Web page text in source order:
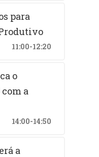
para
11:00-12:20
o
a
14:00-14:50
a